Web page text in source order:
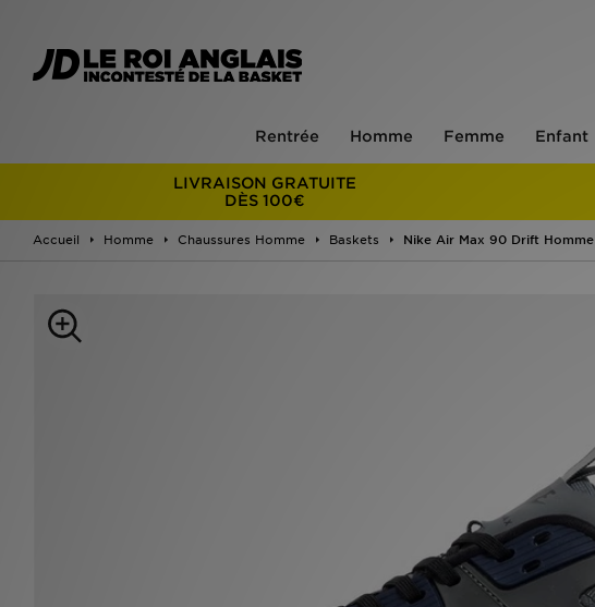
Rentrée Homme Femme Enfant
LIVRAISON GRATUITE
DÈS 100€
Accueil Homme Chaussures Homme Baskets Nike Air Max 90 Drift Homme